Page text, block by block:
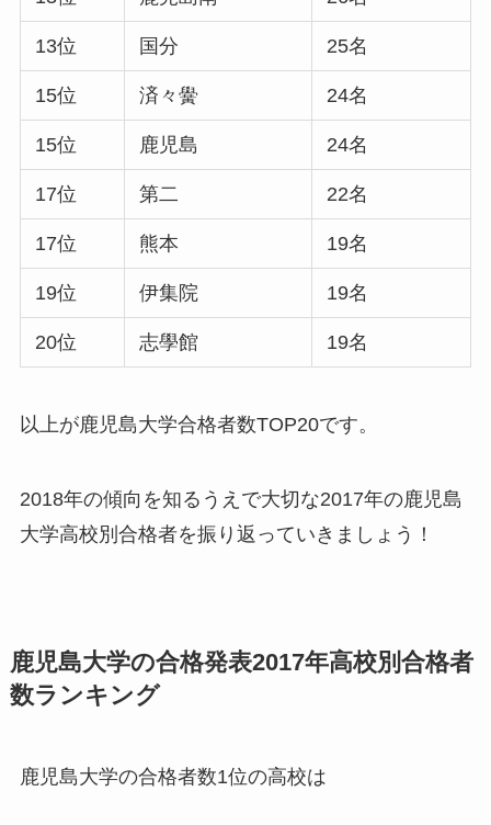
13位 国分 25名
15位 済々黌 24名
15位 鹿児島 24名
17位 第二 22名
17位 熊本 19名
19位 伊集院 19名
20位 志學館 19名
以上が鹿児島大学合格者数TOP20です。
2018年の傾向を知るうえで大切な2017年の鹿児島
大学高校別合格者を振り返っていきましょう！
鹿児島大学の合格発表2017年高校別合格者
数ランキング
鹿児島大学の合格者数1位の高校は